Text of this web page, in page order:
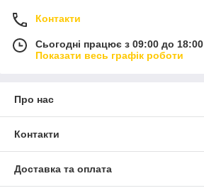
Контакти
Сьогодні працює з 09:00 до 18:00
Показати весь графік роботи
Про нас
Контакти
Доставка та оплата